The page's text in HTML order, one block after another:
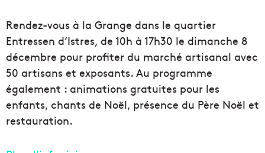
Rendez-vous à la Grange dans le quartier
Entressen d’Istres, de 10h à 17h30 le dimanche 8
décembre pour profiter du marché artisanal avec
50 artisans et exposants. Au programme
également : animations gratuites pour les
enfants, chants de Noël, présence du Père Noël et
restauration.